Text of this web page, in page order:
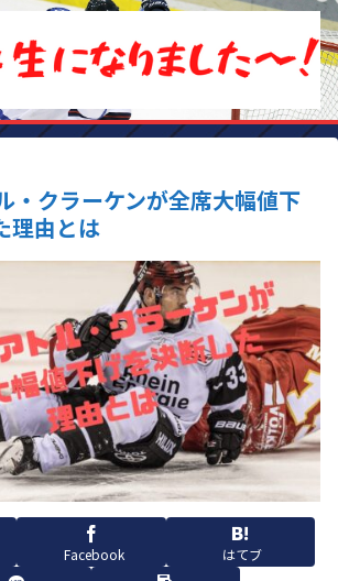
・クラーケンが全席大幅値下
理由とは
Facebook はてブ